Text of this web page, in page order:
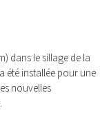
dans le sillage de la
été installée pour une
nouvelles